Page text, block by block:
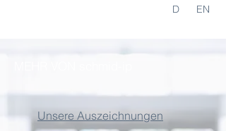
D EN
Unsere Auszeichnungen